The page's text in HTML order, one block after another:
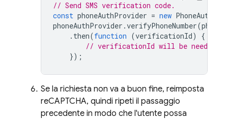
// Send SMS verification code.
const phoneAuthProvider = new
phoneAuthProvider .verifyPhoneNumber(
. then(function (verificationId)
{
// verificationId will be needed
});
Se la richiesta non va a buon fine, reimposta
reCAPTCHA, quindi ripeti il passaggio
precedente in modo che l'utente possa